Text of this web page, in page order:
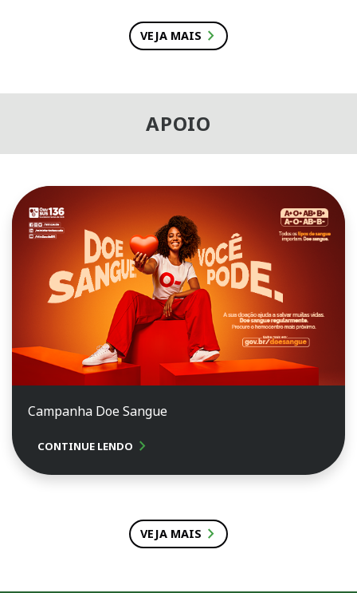
VEJA MAIS chevron_right
APOIO
Campanha Doe Sangue
CONTINUE LENDO chevron_right
VEJA MAIS chevron_right